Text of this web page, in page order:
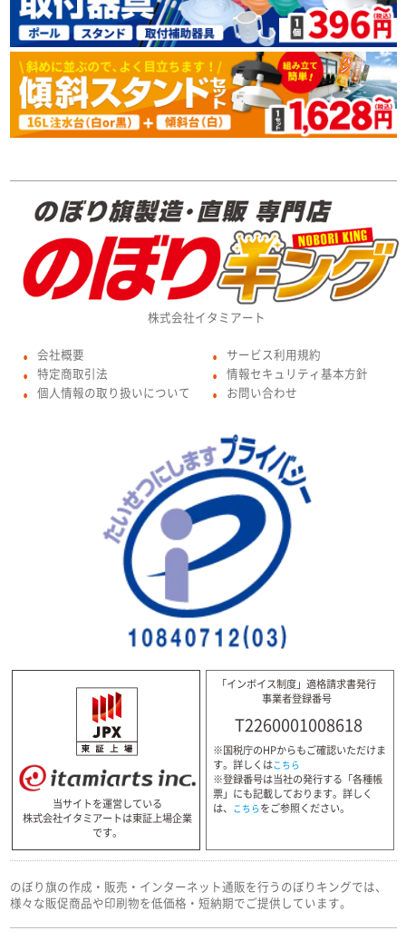
株式会社イタミアート
● 会社概要
● 特定商取引法
● 個人情報の取り扱いについて
● サービス利用規約
● 情報セキュリティ基本方針
● お問い合わせ
当サイトを運営している
株式会社イタミアートは東証上場企業
です。
「インボイス制度」適格請求書発行
事業者登録番号
T2260001008618
※国税庁のHPからもご確認いただけま
す。詳しくはこちら
※登録番号は当社の発行する「各種帳
票」にも記載しております。詳しく
は、 こちらをご参照ください。
のぼり旗の作成・販売・インターネット通販を行うのぼりキングでは、
様々な販促商品や印刷物を低価格・短納期でご提供しています。